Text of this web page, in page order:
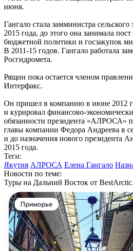
июня.
Гангало стала замминистра сельского
2015 года, до этого она занимала
бюджетной политики и госзакупок
В 2011-15 годов. Гангало работала
Росгидромета.
Рящин пока остается членом
Интерфакс.
Он пришел в компанию в июне 2012
и курировал финансово-
обязанности президента «АЛРОСА»
главы компании Федора Андреева в
и до назначения нового президента
2015 года.
Теги:
Якутия АЛРОСА Елена Гангало
Новости по теме:
Туры на Дальний Восток от